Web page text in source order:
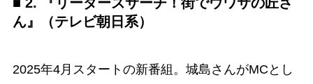
ん』（テレビ朝日系）
2025年4月スタートの新番組。城島さんがMCとし